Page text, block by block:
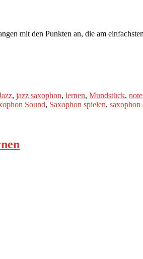
mit den Punkten an, die am
, jazz saxophon, lernen, Mundstück,
Sound, Saxophon spielen, saxophon